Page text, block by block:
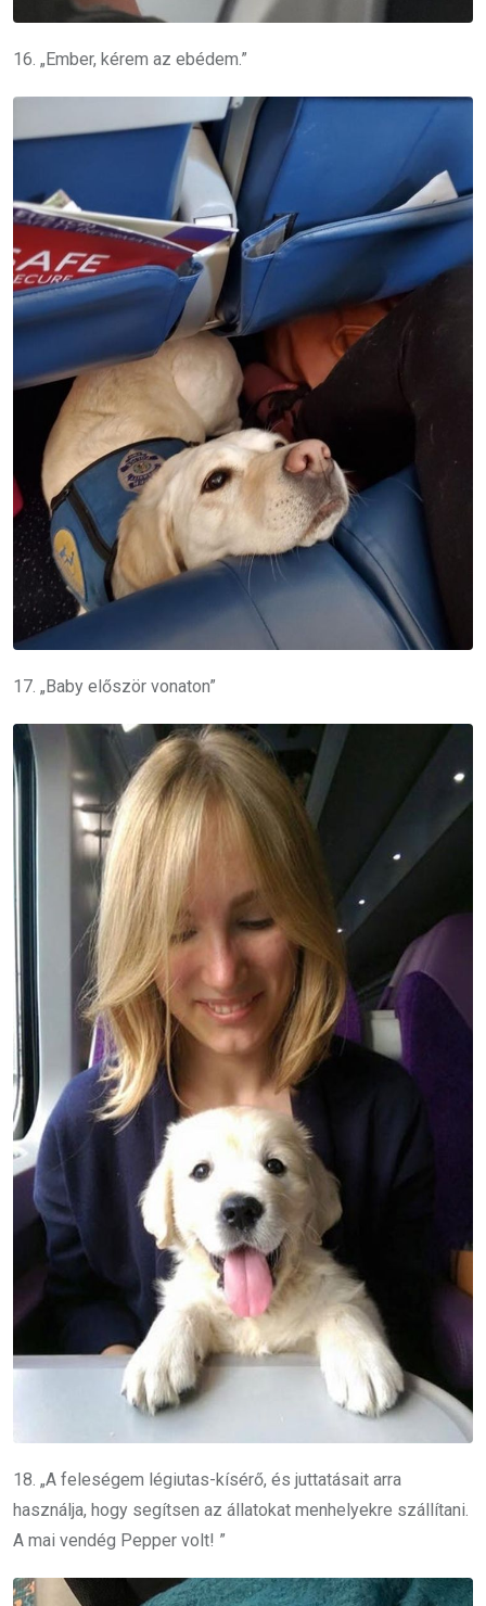
16. „Ember, kérem az ebédem.”
17. „Baby először vonaton”
18. „A feleségem légiutas-kísérő, és juttatásait arra
használja, hogy segítsen az állatokat menhelyekre szállítani.
A mai vendég Pepper volt! ”